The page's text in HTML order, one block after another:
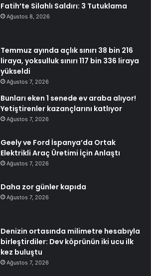
Fatih’te Silahlı Saldırı: 3 Tutuklama
Ağustos 8, 2026
Temmuz ayında açlık sınırı 38 bin 216
liraya, yoksulluk sınırı 117 bin 336 liraya
yükseldi
Ağustos 7, 2026
Bunları eken 1 senede ev araba alıyor!
Yetiştirenler kazançlarını katlıyor
Ağustos 7, 2026
Geely ve Ford İspanya’da Ortak
Elektrikli Araç Üretimi İçin Anlaştı
Ağustos 7, 2026
Daha zor günler kapıda
Ağustos 7, 2026
Denizin ortasında milimetre hesabıyla
birleştirdiler: Dev köprünün iki ucu ilk
kez buluştu
Ağustos 7, 2026